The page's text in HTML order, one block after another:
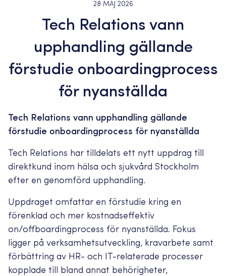
28 MAJ 2026
Tech Relations vann
upphandling gällande
förstudie onboardingprocess
för nyanställda
Tech Relations vann upphandling gällande
förstudie onboardingprocess för nyanställda
Tech Relations har tilldelats ett nytt uppdrag till
direktkund inom hälsa och sjukvård Stockholm
efter en genomförd upphandling.
Uppdraget omfattar en förstudie kring en
förenklad och mer kostnadseffektiv
on/offboardingprocess för nyanställda. Fokus
ligger på verksamhetsutveckling, kravarbete samt
förbättring av HR- och IT-relaterade processer
kopplade till bland annat behörigheter,